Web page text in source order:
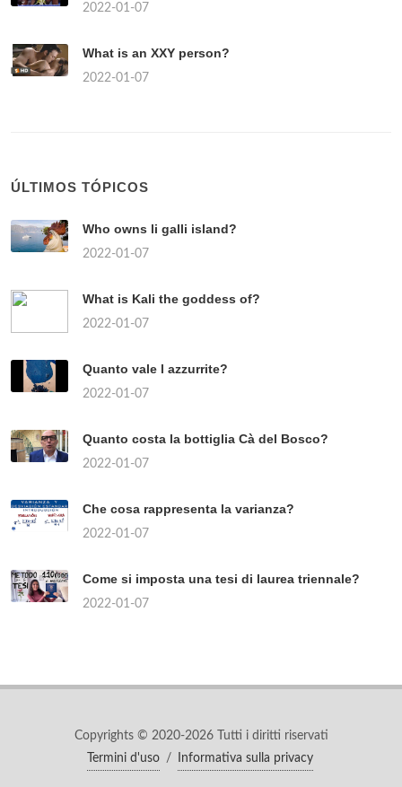
2022-01-07
What is an XXY person?
2022-01-07
ÚLTIMOS TÓPICOS
Who owns li galli island?
2022-01-07
What is Kali the goddess of?
2022-01-07
Quanto vale l azzurrite?
2022-01-07
Quanto costa la bottiglia Cà del Bosco?
2022-01-07
Che cosa rappresenta la varianza?
2022-01-07
Come si imposta una tesi di laurea triennale?
2022-01-07
Copyrights © 2020-2026 Tutti i diritti riservati
Termini d'uso
/ Informativa sulla privacy